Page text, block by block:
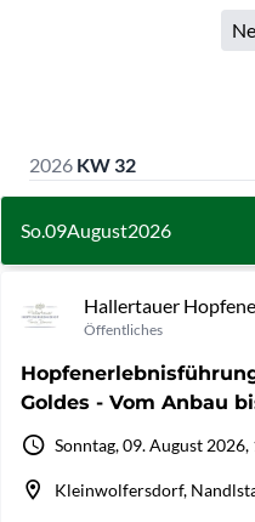
2026 KW 32
So.09August2026
Hallertauer
Öffentliches
Goldes - Vom Anbau
Sonntag, 09. August
Kleinwolfersdorf,